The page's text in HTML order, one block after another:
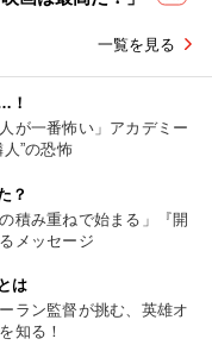
一覧を見る
！
が一番怖い」アカデミー
”の恐怖
？
積み重ねで始まる」『開
メッセージ
は
ラン監督が挑む、英雄オ
知る！